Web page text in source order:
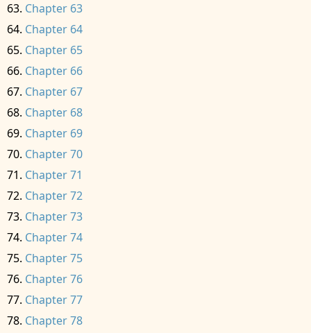
Chapter 63
Chapter 64
Chapter 65
Chapter 66
Chapter 67
Chapter 68
Chapter 69
Chapter 70
Chapter 71
Chapter 72
Chapter 73
Chapter 74
Chapter 75
Chapter 76
Chapter 77
Chapter 78